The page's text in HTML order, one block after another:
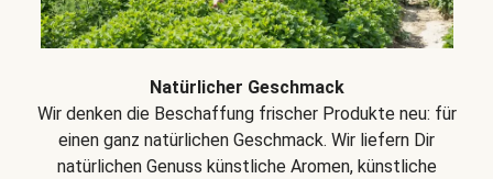
Natürlicher Geschmack
Wir denken die Beschaffung frischer Produkte neu: für
einen ganz natürlichen Geschmack. Wir liefern Dir
natürlichen Genuss künstliche Aromen, künstliche